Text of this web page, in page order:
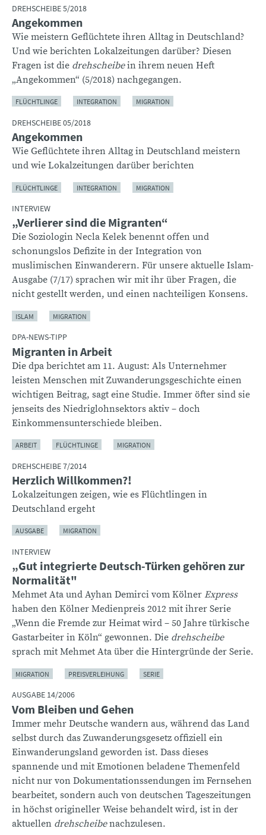
DREHSCHEIBE 5/2018
Angekommen
Wie meistern Geflüchtete ihren Alltag in Deutschland?
Und wie berichten Lokalzeitungen darüber? Diesen
Fragen ist die drehscheibein ihrem neuen Heft
„Angekommen“ (5/2018) nachgegangen.
FLÜCHTLINGE INTEGRATION MIGRATION
DREHSCHEIBE 05/2018
Angekommen
Wie Geflüchtete ihren Alltag in Deutschland meistern
und wie Lokalzeitungen darüber berichten
FLÜCHTLINGE INTEGRATION MIGRATION
INTERVIEW
„Verlierer sind die Migranten“
Die Soziologin Necla Kelek benennt offen und
schonungslos Defizite in der Integration von
muslimischen Einwanderern. Für unsere aktuelle Islam-
Ausgabe (7/17) sprachen wir mit ihr über Fragen, die
nicht gestellt werden, und einen nachteiligen Konsens.
ISLAM MIGRATION
DPA-NEWS-TIPP
Migranten in Arbeit
Die dpa berichtet am 11. August: Als Unternehmer
leisten Menschen mit Zuwanderungsgeschichte einen
wichtigen Beitrag, sagt eine Studie. Immer öfter sind sie
jenseits des Niedriglohnsektors aktiv – doch
Einkommensunterschiede bleiben.
ARBEIT FLÜCHTLINGE MIGRATION
DREHSCHEIBE 7/2014
Herzlich Willkommen?!
Lokalzeitungen zeigen, wie es Flüchtlingen in
Deutschland ergeht
AUSGABE MIGRATION
INTERVIEW
„Gut integrierte Deutsch-Türken gehören zur
Normalität"
Mehmet Ata und Ayhan Demirci vom Kölner Express
haben den Kölner Medienpreis 2012 mit ihrer Serie
„Wenn die Fremde zur Heimat wird – 50 Jahre türkische
Gastarbeiter in Köln“ gewonnen. Die drehscheibe
sprach mit Mehmet Ata über die Hintergründe der Serie.
MIGRATION PREISVERLEIHUNG SERIE
AUSGABE 14/2006
Vom Bleiben und Gehen
Immer mehr Deutsche wandern aus, während das Land
selbst durch das Zuwanderungsgesetz offiziell ein
Einwanderungsland geworden ist. Dass dieses
spannende und mit Emotionen beladene Themenfeld
nicht nur von Dokumentationssendungen im Fernsehen
bearbeitet, sondern auch von deutschen Tageszeitungen
in höchst origineller Weise behandelt wird, ist in der
aktuellen drehscheibenachzulesen.